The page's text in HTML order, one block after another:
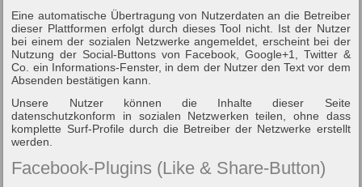
Eine automatische Übertragung von Nutzerdaten an die Betreiber
dieser Plattformen erfolgt durch dieses Tool nicht. Ist der Nutzer
bei einem der sozialen Netzwerke angemeldet, erscheint bei der
Nutzung der Social-Buttons von Facebook, Google+1, Twitter &
Co. ein Informations-Fenster, in dem der Nutzer den Text vor dem
Absenden bestätigen kann.
Unsere Nutzer können die Inhalte dieser Seite
datenschutzkonform in sozialen Netzwerken teilen, ohne dass
komplette Surf-Profile durch die Betreiber der Netzwerke erstellt
werden.
Facebook-Plugins (Like & Share-Button)